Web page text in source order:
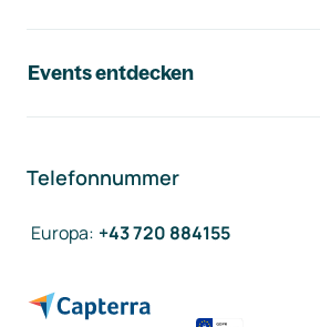
Events entdecken
Telefonnummer
Europa: +43 720 884155